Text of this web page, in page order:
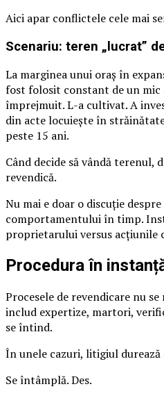
Aici apar conflictele cele mai
Scenariu: teren „lucrat”
La marginea unui oraș în
fost folosit constant de un
împrejmuit. L-a cultivat. A
din acte locuiește în
peste 15 ani.
Când decide să vândă terenul,
revendică.
Nu mai e doar o discuție
comportamentului în timp.
proprietarului versus acțiunile
Procedura în
Procesele de revendicare nu
includ expertize, martori,
se întind.
În unele cazuri, litigiul durează
Se întâmplă. Des.